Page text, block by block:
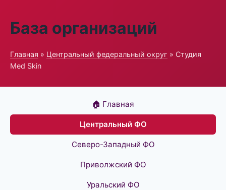
База организаций
Главная » Центральный федеральный округ » Студия
Med Skin
🏠 Главная
Центральный ФО
Северо-Западный ФО
Приволжский ФО
Уральский ФО